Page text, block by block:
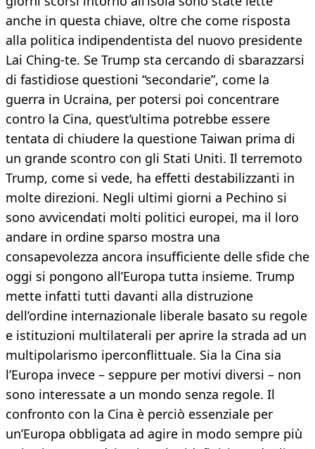
anche in questa chiave, oltre che come risposta
alla politica indipendentista del nuovo presidente
Lai Ching-te. Se Trump sta cercando di sbarazzarsi
di fastidiose questioni “secondarie”, come la
guerra in Ucraina, per potersi poi concentrare
contro la Cina, quest’ultima potrebbe essere
tentata di chiudere la questione Taiwan prima di
un grande scontro con gli Stati Uniti. Il terremoto
Trump, come si vede, ha effetti destabilizzanti in
molte direzioni. Negli ultimi giorni a Pechino si
sono avvicendati molti politici europei, ma il loro
andare in ordine sparso mostra una
consapevolezza ancora insufficiente delle sfide che
oggi si pongono all’Europa tutta insieme. Trump
mette infatti tutti davanti alla distruzione
dell’ordine internazionale liberale basato su regole
e istituzioni multilaterali per aprire la strada ad un
multipolarismo iperconflittuale. Sia la Cina sia
l’Europa invece – seppure per motivi diversi – non
sono interessate a un mondo senza regole. Il
confronto con la Cina è perciò essenziale per
un’Europa obbligata ad agire in modo sempre più